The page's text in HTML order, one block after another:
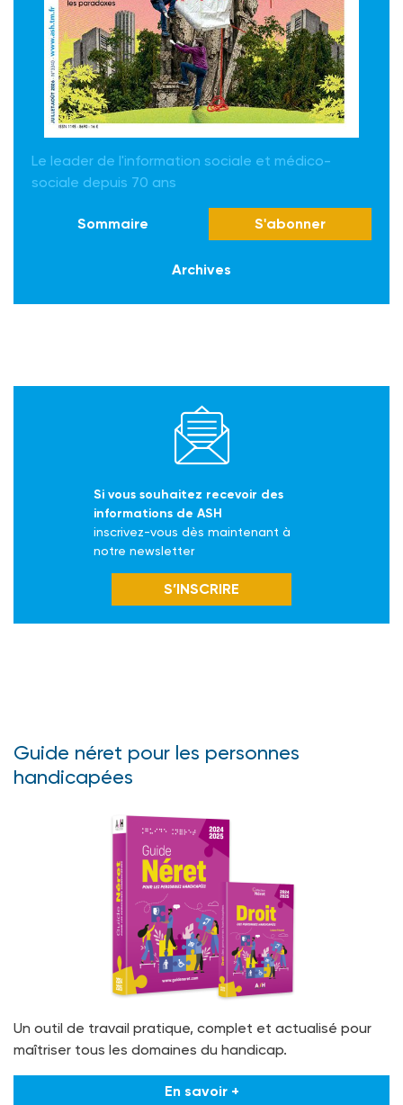
Le leader de l'information sociale et médico-
sociale depuis 70 ans
Sommaire S'abonner
Archives
Si vous souhaitez recevoir des
informations de ASH
inscrivez-vous dès maintenant à
notre newsletter
S’INSCRIRE
Guide néret pour les personnes
handicapées
Un outil de travail pratique, complet et actualisé pour
maîtriser tous les domaines du handicap.
En savoir +